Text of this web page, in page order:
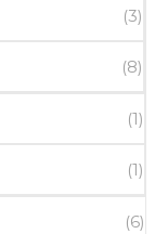
(3)
(8)
(1)
(1)
(6)